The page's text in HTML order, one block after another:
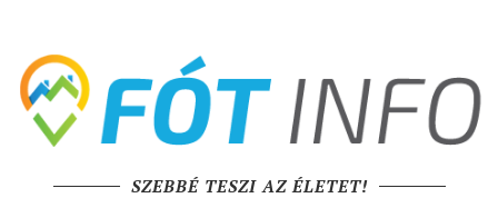
SZEBBÉ TESZI AZ ÉLETET!